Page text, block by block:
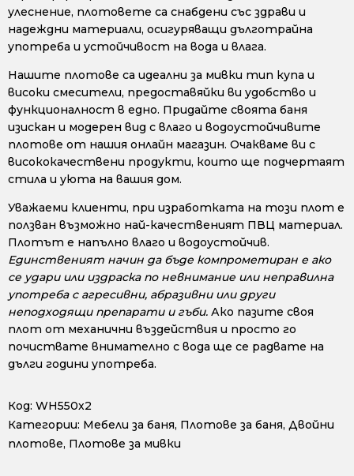
улеснение, плотовете са снабдени със здрави и
надеждни материали, осигуряващи дълготрайна
употреба и устойчивост на вода и влага.
Нашите плотове са идеални за мивки тип купа и
високи смесители, предоставяйки ви удобство и
функционалност в едно. Придайте своята баня
изискан и модерен вид с влаго и водоустойчивите
плотове от нашия онлайн магазин. Очакваме ви с
висококачествени продукти, които ще подчертаят
стила и уюта на вашия дом.
Уважаеми клиенти, при изработката на този плот е
ползван възможно най-качественият ПВЦ материал.
Плотът е напълно влаго и водоустойчив.
Единственият начин да бъде компрометиран е ако
се удари или издраска по невнимание или неправилна
употреба с агресивни, абразивни или други
неподходящи препарати и гъби. Ако пазите своя
плот от механични въздействия и просто го
почиствате внимателно с вода ще се радвате на
дълги години употреба.
Код: WH550x2
Категории: Мебели за баня, Плотове за баня, Двойни
плотове, Плотове за мивки